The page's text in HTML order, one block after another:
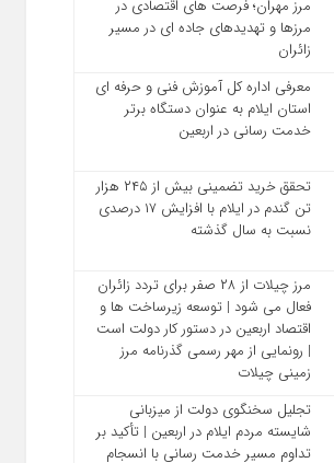
مرز مهران؛ فرصت‌ های اقتصادی در
مرزها و تهدیدهای جاده‌ ای در مسیر
زائران
معرفی اداره کل آموزش فنی و حرفه‌ ای
استان ایلام به‌ عنوان دستگاه برتر
خدمت‌ رسانی در اربعین
تحقق خرید تضمینی بیش از ۲۴۵ هزار
تن گندم در ایلام با افزایش ۱۷ درصدی
نسبت به سال گذشته
مرز چیلات از ۲۸ صفر برای تردد زائران
فعال می‌ شود | توسعه زیرساخت‌ ها و
اقتصاد اربعین در دستور کار دولت است
| رونمایی از مهر رسمی گذرنامه مرز
زمینی چیلات
تجلیل سخنگوی دولت از میزبانی
شایسته مردم ایلام در اربعین | تأکید بر
تداوم مسیر خدمت‌ رسانی با انسجام